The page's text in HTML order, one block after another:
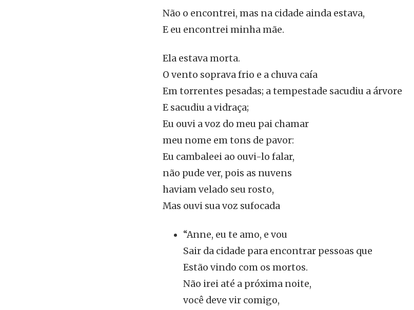
Não o encontrei, mas na cidade ainda estava,
E eu encontrei minha mãe.
Ela estava morta.
O vento soprava frio e a chuva caía
Em torrentes pesadas; a tempestade sacudiu a árvore
E sacudiu a vidraça;
Eu ouvi a voz do meu pai chamar
meu nome em tons de pavor:
Eu cambaleei ao ouvi-lo falar,
não pude ver, pois as nuvens
haviam velado seu rosto,
Mas ouvi sua voz sufocada
“Anne, eu te amo, e vou
Sair da cidade para encontrar pessoas que
Estão vindo com os mortos.
Não irei até a próxima noite,
você deve vir comigo,